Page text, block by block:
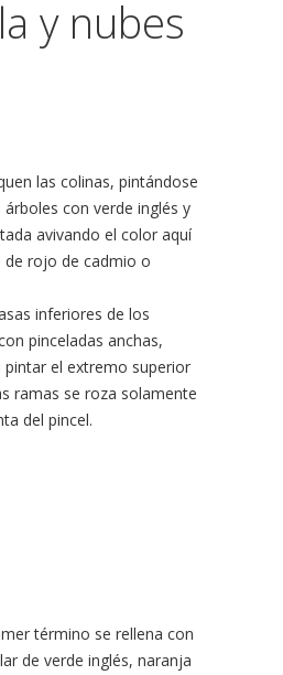
las colinas, pintándose
con verde inglés y
avivando el color aquí
de rojo de cadmio o
inferiores de los
pinceladas anchas,
pintar el extremo superior
ramas se roza solamente
del pincel.
término se rellena con
de verde inglés, naranja